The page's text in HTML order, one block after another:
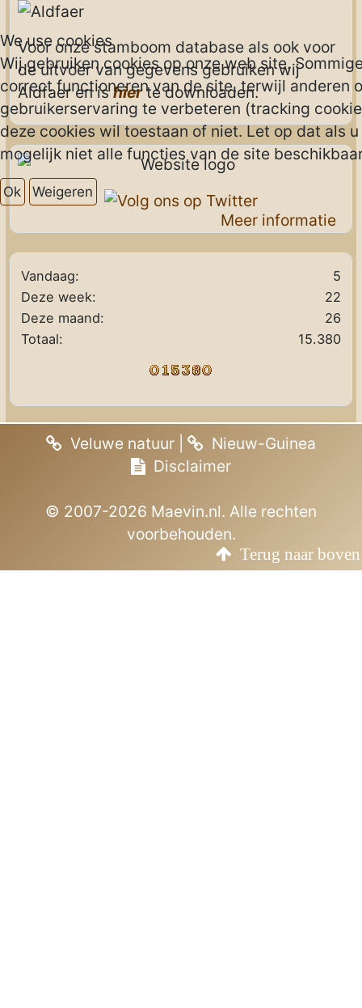
Voor onze stamboom database als ook voor
de uitvoer van gegevens gebruiken wij
Aldfaer en ishierte downloaden.
Vandaag:
5
Deze week:
22
Deze maand:
26
Totaal:
15.380
Veluwe natuur
Nieuw-Guinea
Disclaimer
© 2007-2026 Maevin.nl. Alle rechten
voorbehouden.
Terug naar boven
We use cookies
Wij gebruiken cookies op onze web site.
correct functioneren van de site, terwijl anderen
gebruikerservaring te verbeteren (tracking
deze cookies wil toestaan of niet. Let op dat als
mogelijk niet alle functies van de site
Ok Weigeren
Meer informatie